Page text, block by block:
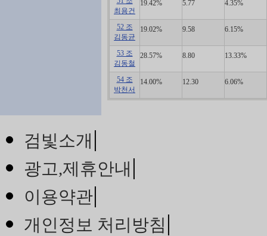
최용건
19.42% 5.77 4.35%
52 조
김동균
19.02% 9.58 6.15%
53 조
김동철
28.57% 8.80 13.33%
54 조
박천서
14.00% 12.30 6.06%
검빛소개 |
광고,제휴안내 |
이용약관|
개인정보 처리방침 |